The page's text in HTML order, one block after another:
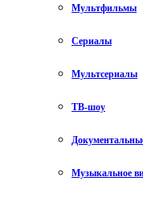
Мультфильмы
Сериалы
Мультсериалы
ТВ-шоу
Музыкальное